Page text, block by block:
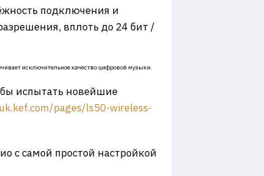
подключения и
вплоть до 24 бит /
исключительное качество цифровой музыки.
испытать новейшие
pages/ls50-wireless-
с самой простой настройкой